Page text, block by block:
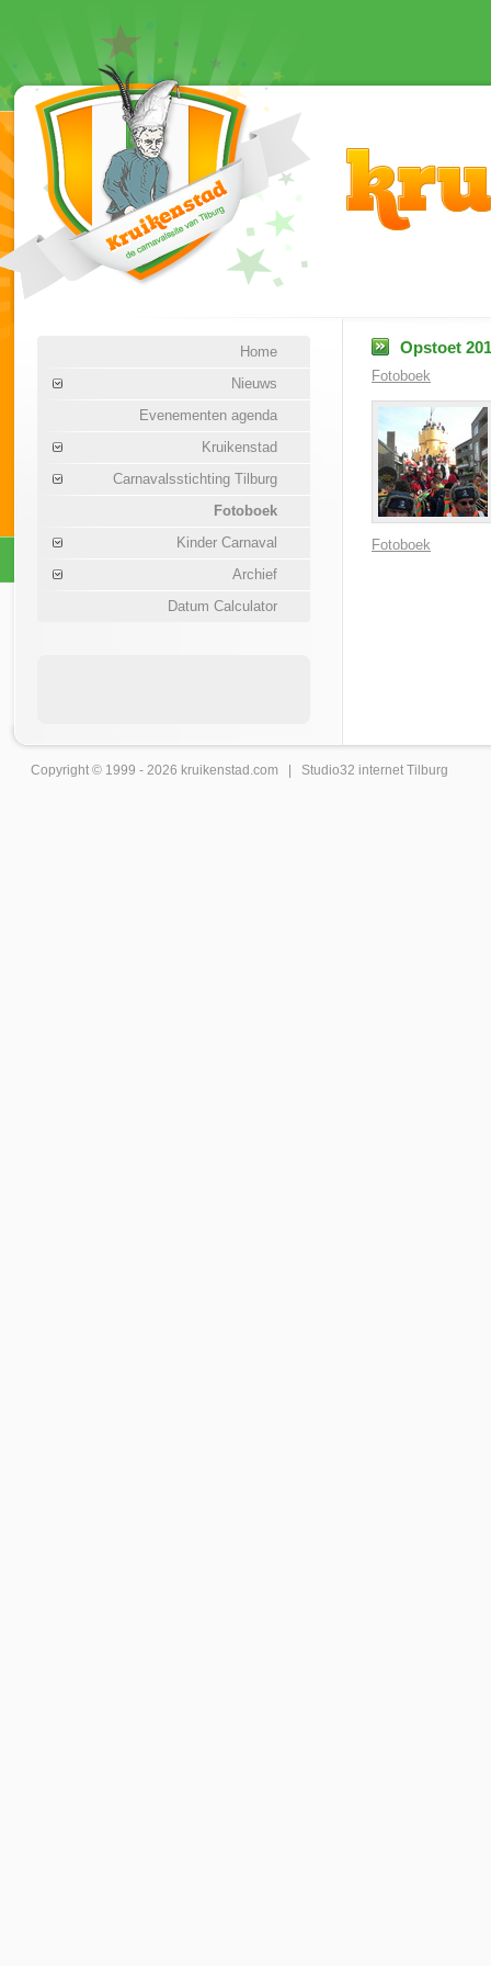
Home
Nieuws
Evenementen agenda
Kruikenstad
Carnavalsstichting Tilburg
Fotoboek
Kinder Carnaval
Archief
Datum Calculator
Opstoet
Fotoboek
Fotoboek
Copyright © 1999 - 2026 kruikenstad .com | Studio32 internet Tilburg